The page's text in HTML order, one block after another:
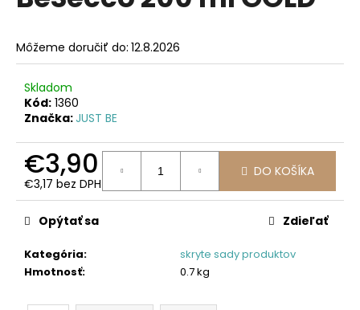
5
hviezdičiek.
Môžeme doručiť do: 12.8.2026
Skladom
Kód: 1360
Značka:JUST BE
€3,90
€3,17 bez DPH
Jednotková
cena:
DO KOŠÍKA
Kategória:
skryte sady produktov
Hmotnosť: 0.7 kg
Opýtať sa Zdieľať
j
s
ť
?
O
d